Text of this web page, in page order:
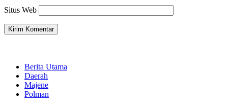
Situs Web
Berita Utama
Daerah
Majene
Polman